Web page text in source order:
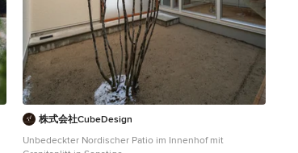
株式会社CubeDesign
Unbedeckter Nordischer Patio im Innenhof mit